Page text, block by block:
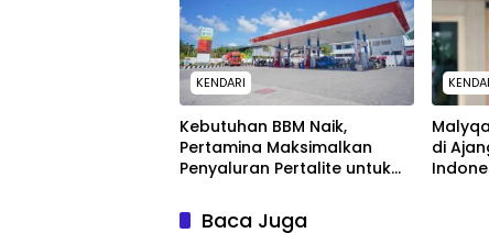
KENDARI
Kebutuhan BBM Naik,
Pertamina Maksimalkan
Penyaluran Pertalite untuk
di
Baca Juga